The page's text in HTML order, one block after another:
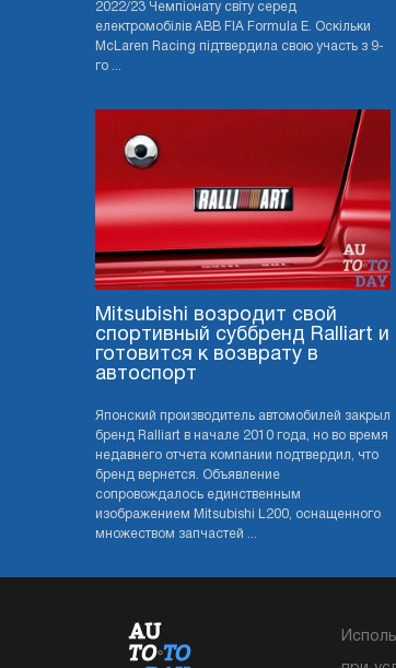
2022/23 Чемпіонату світу серед
електромобілів ABB FIA Formula E. Оскільки
McLaren Racing підтвердила свою участь з 9-
го ...
Mitsubishi возродит свой
спортивный суббренд Ralliart и
готовится к возврату в
автоспорт
Японский производитель автомобилей закрыл
бренд Ralliart в начале 2010 года, но во время
недавнего отчета компании подтвердил, что
бренд вернется. Объявление
сопровождалось единственным
изображением Mitsubishi L200, оснащенного
множеством запчастей ...